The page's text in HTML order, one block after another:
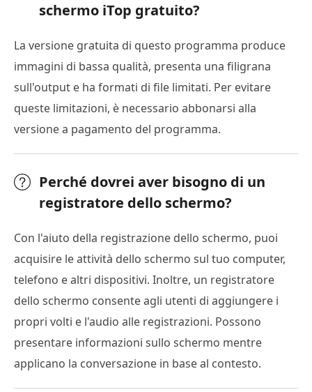
schermo iTop gratuito?
La versione gratuita di questo programma produce
immagini di bassa qualità, presenta una filigrana
sull'output e ha formati di file limitati. Per evitare
queste limitazioni, è necessario abbonarsi alla
versione a pagamento del programma.
Perché dovrei aver bisogno di un
registratore dello schermo?
Con l'aiuto della registrazione dello schermo, puoi
acquisire le attività dello schermo sul tuo computer,
telefono e altri dispositivi. Inoltre, un registratore
dello schermo consente agli utenti di aggiungere i
propri volti e l'audio alle registrazioni. Possono
presentare informazioni sullo schermo mentre
applicano la conversazione in base al contesto.